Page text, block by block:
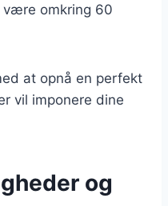
være omkring 60
at opnå en perfekt
vil imponere dine
og